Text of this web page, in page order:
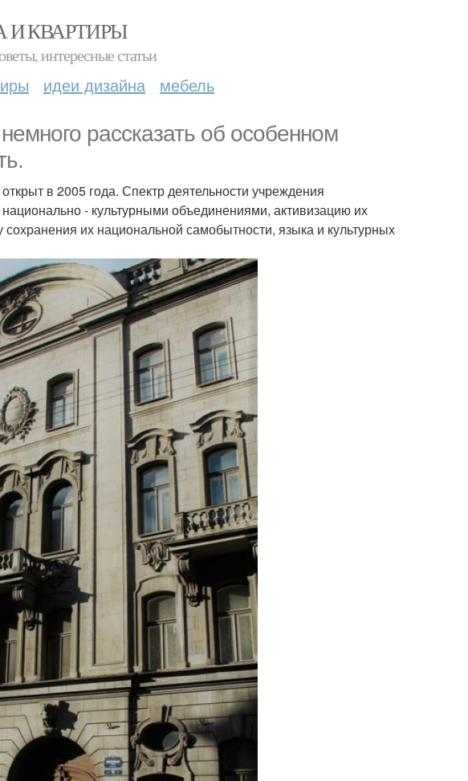
И КВАРТИРЫ
интересные статьи
идеи дизайна мебель
рассказать об особенном
в 2005 года. Спектр деятельности учреждения
- культурными объединениями, активизацию их
их национальной самобытности, языка и культурных